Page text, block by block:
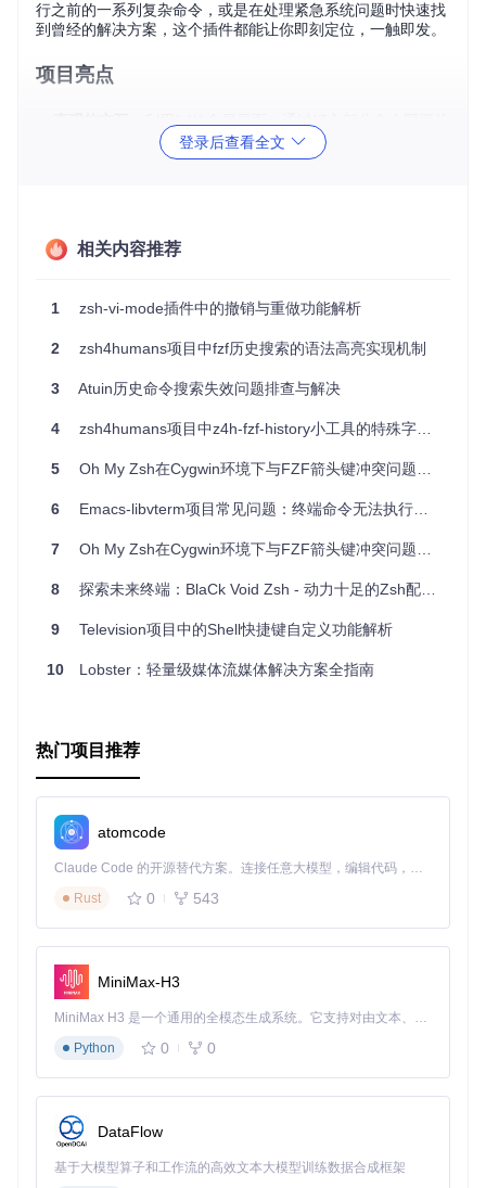
行之前的一系列复杂命令，或是在处理紧急系统问题时快速找
到曾经的解决方案，这个插件都能让你即刻定位，一触即发。
项目亮点
历史中筛选，视觉效果出众。
：丰富的配置变量支持个性化设置，满足不同用
易安装、易整合：无论你是Zinit、Oh-My-ZSH，还是Zgen
是一种将终端操作艺术化的尝试。它倡导的是一种更为流畅、
术爱好者，或是对命令行生活充满好奇的探索者，那么这款插
高效与愉悦。
登录后查看全文
相关内容推荐
1 zsh-vi-mode插件中的撤销与重做功能解析
2 zsh4humans项目中fzf历史搜索的语法高亮实现机制
3 Atuin历史命令搜索失效问题排查与解决
4 zsh4humans项目中z4h-fzf-history小工具的特殊字符处理问题分析
5 Oh My Zsh在Cygwin环境下与FZF箭头键冲突问题解析
6 Emacs-libvterm项目常见问题：终端命令无法执行的原因与解决方案
7 Oh My Zsh在Cygwin环境下与FZF箭头键冲突问题解析
8 探索未来终端：BlaCk Void Zsh - 动力十足的Zsh配置框架
9 Television项目中的Shell快捷键自定义功能解析
10 Lobster：轻量级媒体流媒体解决方案全指南
热门项目推荐
atomcode
Claude Code 的开源替代方案。连接任意大模型，编辑代码，运行命令，自动验证 — 全自动执行。用 Rust 构建，极致性能。 ｜ An open-source alternative to Claude Code. Connect any LLM, edit code, run commands, and verify changes — autonomously. Built in Rust for speed. Get Started
Rust
0 543
MiniMax-H3
MiniMax H3 是一个通用的全模态生成系统。它支持对由文本、图像、视频和音频组成的多模态上下文进行统一理解，并能生成分辨率高达 2K、时长可达 15 秒的带原生立体声音频的视频。得益于面向任务泛化的系统设计，H3 在预训练阶段就已具备广泛的多模态上下文理解与生成能力，能够出色地执行复杂的多模态指令。
Python
0 0
DataFlow
基于大模型算子和工作流的高效文本大模型训练数据合成框架